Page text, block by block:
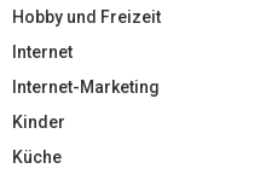
Hobby und Freizeit
Internet
Internet-Marketing
Kinder
Küche